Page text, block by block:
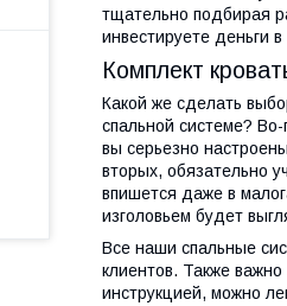
тщательно подбирая
инвестируете деньги
Комплект
Какой же сделать
спальной системе?
вы серьезно
вторых, обязательно
впишется даже в
изголовьем будет
Все наши спальные
клиентов. Также
инструкцией, можно